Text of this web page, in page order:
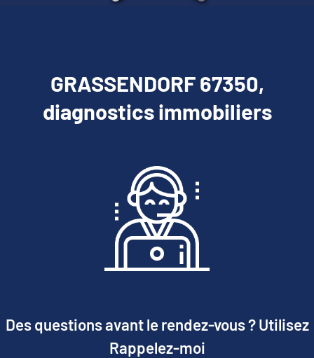
GRASSENDORF 67350,
diagnostics immobiliers
Des questions avant le rendez-vous ? Utilisez
Rappelez-moi